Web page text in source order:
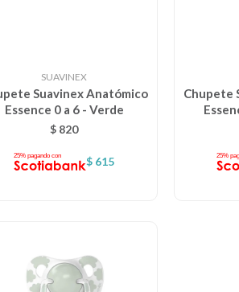
SUAVINEX
Suavinex Anatómico
Essence 0 a 6 - Verde
$ 820
$ 615
Chupete